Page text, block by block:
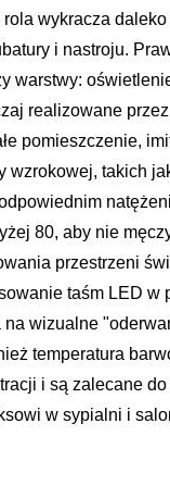
wykracza
i nastroju.
warstwy:
realizowane
pomieszczenie,
takich
80, aby nie
przestrzeni
taśm LED
wizualne
temperatura
i są zalecane
w sypialni i